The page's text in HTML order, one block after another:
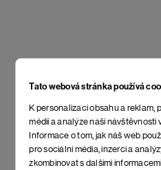
Tato webová stránka používá
K personalizaci obsahu a reklam,
médií a analýze naší návštěvnosti
Informace o tom, jak náš web
pro sociální média, inzerci a
zkombinovat s dalšími